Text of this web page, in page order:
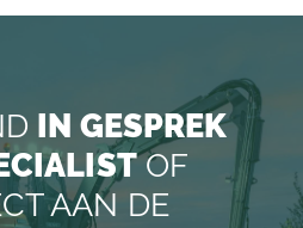
IN GESPREK
OF
AAN DE